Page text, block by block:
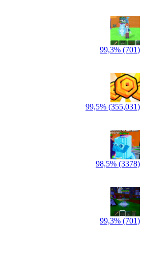
99,3% (701)
99,5% (355,031)
98,5% (3378)
99,3% (701)